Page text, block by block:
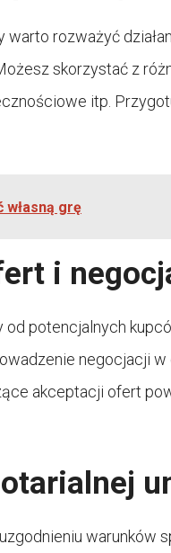
warto rozważyć
skorzystać z
itp.
własną grę
i
potencjalnych
negocjacji
akceptacji ofert
warunków